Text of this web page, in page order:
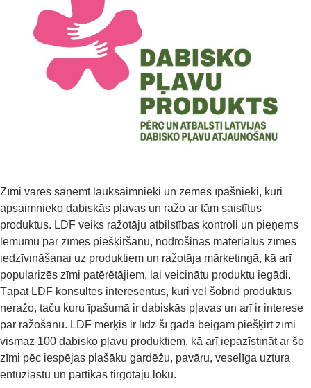
Zīmi varēs saņemt lauksaimnieki un zemes īpašnieki, kuri
apsaimnieko dabiskās pļavas un ražo ar tām saistītus
produktus. LDF veiks ražotāju atbilstības kontroli un pieņems
lēmumu par zīmes piešķiršanu, nodrošinās materiālus zīmes
iedzīvināšanai uz produktiem un ražotāja mārketingā, kā arī
popularizēs zīmi patērētājiem, lai veicinātu produktu iegādi.
Tāpat LDF konsultēs interesentus, kuri vēl šobrīd produktus
neražo, taču kuru īpašumā ir dabiskās pļavas un arī ir interese
par ražošanu. LDF mērķis ir līdz šī gada beigām piešķirt zīmi
vismaz 100 dabisko pļavu produktiem, kā arī iepazīstināt ar šo
zīmi pēc iespējas plašāku gardēžu, pavāru, veselīga uztura
entuziastu un pārtikas tirgotāju loku.